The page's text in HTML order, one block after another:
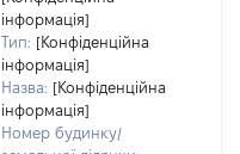
інформація]
Тип: [Конфіденційна
інформація]
Назва: [Конфіденційна
інформація]
Номер будинку/